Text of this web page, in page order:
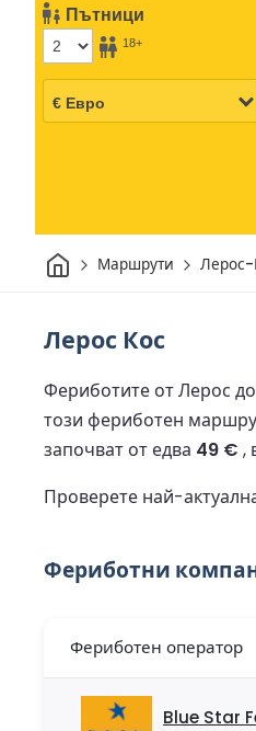
Пътници
18+
Начало
Маршрути Лерос-
Лерос Кос
Фериботите от Лерос
този фериботен
започват от едва 49 € ,
Проверете най-
Фериботни
Фериботен оператор
Blue Star